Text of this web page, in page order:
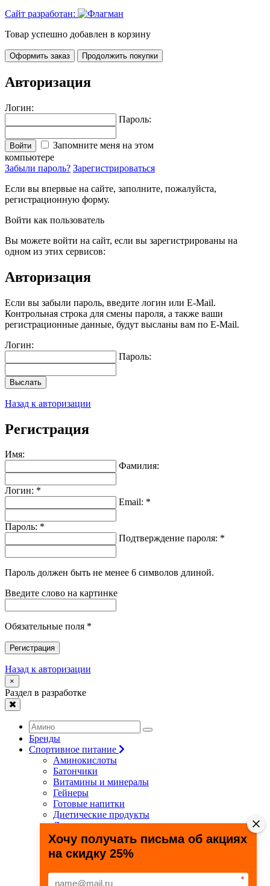
Сайт разработан:
Товар успешно добавлен в корзину
Оформить заказ Продолжить покупки
Авторизация
Логин:
Пароль:
Войти
Запомните меня на этом
компьютере
Забыли пароль? Зарегистрироваться
Если вы впервые на сайте, заполните, пожалуйста,
регистрационную форму.
Войти как пользователь
Вы можете войти на сайт, если вы зарегистрированы на
одном из этих сервисов:
Авторизация
Если вы забыли пароль, введите логин или E-Mail.
Контрольная строка для смены пароля, а также ваши
регистрационные данные, будут высланы вам по E-Mail.
Логин:
Пароль:
Выслать
Назад к авторизации
Регистрация
Имя:
Фамилия:
Логин: *
Email: *
Пароль: *
Подтверждение пароля: *
Пароль должен быть не менее 6 символов длиной.
Введите слово на картинке
Обязательные поля *
Регистрация
Назад к авторизации
×
Раздел в разработке
Бренды
Спортивное питание
Аминокислоты
Батончики
Витамины и минералы
Гейнеры
Готовые напитки
Диетические продукты
Для связок и суставов
Жиросжигатели
Здоровье и долголетие
Креатин
Специальные препараты
Хочу получать письма об акциях
на скидку 25%
*